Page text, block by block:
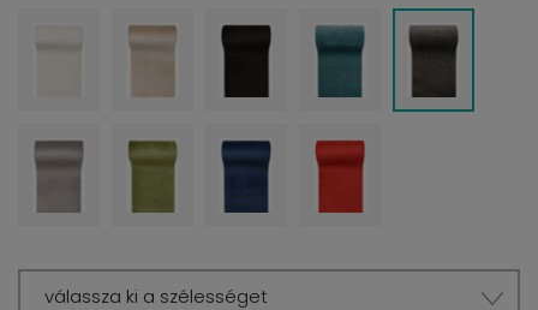
válassza ki a szélességet